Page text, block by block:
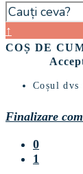
Search
for:
Close
Search
Window
↑
COȘ DE
Coșul
Finalizare
0
1